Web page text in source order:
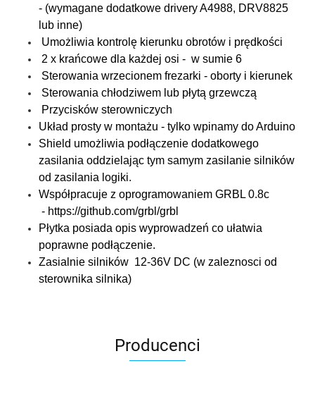
- (wymagane dodatkowe drivery A4988, DRV8825
lub inne)
Umożliwia kontrolę kierunku obrotów i prędkości
2 x krańcowe dla każdej osi - w sumie 6
Sterowania wrzecionem frezarki - oborty i kierunek
Sterowania chłodziwem lub płytą grzewczą
Przycisków sterowniczych
Układ prosty w montażu - tylko wpinamy do Arduino
Shield umożliwia podłączenie dodatkowego
zasilania oddzielając tym samym zasilanie silników
od zasilania logiki.
Współpracuje z oprogramowaniem GRBL 0.8c
- https://github.com/grbl/grbl
Płytka posiada opis wyprowadzeń co ułatwia
poprawne podłączenie.
Zasialnie silników 12-36V DC (w zaleznosci od
sterownika silnika)
Producenci